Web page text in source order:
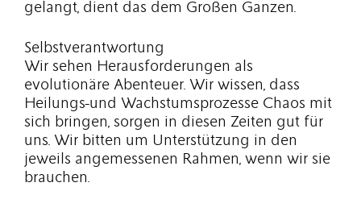
gelangt, dient das dem Großen Ganzen.
Selbstverantwortung
Wir sehen Herausforderungen als
evolutionäre Abenteuer. Wir wissen, dass
Heilungs-und Wachstumsprozesse Chaos mit
sich bringen, sorgen in diesen Zeiten gut für
uns. Wir bitten um Unterstützung in den
jeweils angemessenen Rahmen, wenn wir sie
brauchen.